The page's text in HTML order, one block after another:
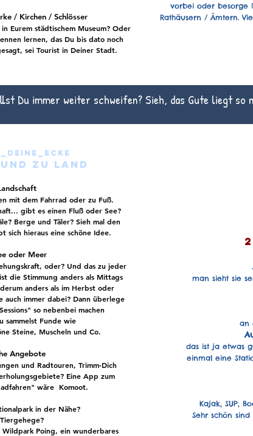
/ Kirchen / Schlösser
Eurem städtischem Museum?Oder
lernen, das Du bis dato noch
sei Tourist in Deiner Stadt.
vorbei oder besorge
Rathäusern / Ämtern.
Du immer weiter schweifen? Sieh, das Gute liegt so
zu Land
mit dem Fahrrad oder zu Fuß.
gibt es einen Fluß oder See?
Berge und Täler? Sieh mal den
hieraus eine schöne Idee.
oder Meer
oder? Und das zu jeder
die Stimmung anders als Mittags
anders als im Herbst oder
auch immer dabei? Dann überlege
so nebenbei machen
sammelst Funde wie
Steine, Muscheln und Co.
Angebote
und Radtouren, Trimm-Dich
Eine App zum
wäre Komoot.
in der Nähe?
Poing, ein wunderbares
man sieht sie
an
das ist ja etwas
einmal eine
Kajak, SUP,
Sehr schön